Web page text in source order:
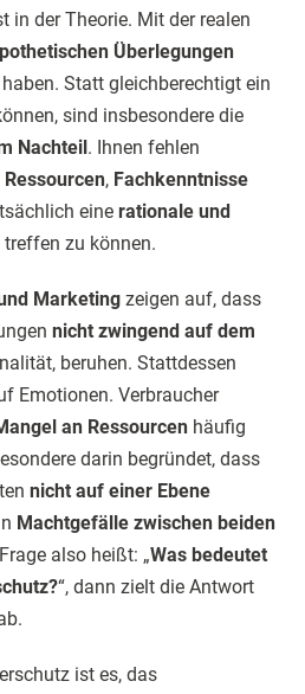
in der Theorie. Mit der realen
Überlegungen
Statt gleichberechtigt ein
sind insbesondere die
Nachteil. Ihnen fehlen
, Fachkenntnisse
eine rationale und
treffen zu können.
Marketing zeigen auf, dass
nicht zwingend auf dem
beruhen. Stattdessen
Emotionen. Verbraucher
an Ressourcen häufig
darin begründet, dass
nicht auf einer Ebene
Machtgefälle zwischen beiden
also heißt: „Was bedeutet
“, dann zielt die Antwort
ist es, das